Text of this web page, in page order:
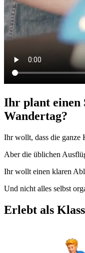
Ihr plant einen
Wandertag?
Ihr wollt, dass die ganze
Aber die üblichen
Ihr wollt einen klaren
Und nicht alles selbst
Erlebt als